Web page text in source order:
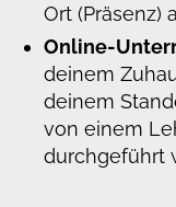
Ort (Präsenz)
Online-
deinem
deinem
von einem
durchgeführt